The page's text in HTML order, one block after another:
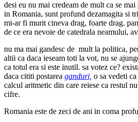
desi eu nu mai credeam de mult ca se
in Romania, sunt profund dezamagita si
mi-ar fi murit cineva drag, foarte drag.
de ce era nevoie de catedrala neamului,
nu ma mai gandesc de mult la politica,
altii ca daca ieseam toti la vot, nu se
ca totul era si este inutil. sa votez ce?
daca cititi postarea ganduri, o sa vedeti
calcul aritmetic din care reiese ca restul
cifre.
Romania este de zeci de ani in coma